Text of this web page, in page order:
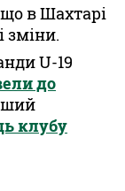
в Шахтарі
зміни.
U-19
до
клубу